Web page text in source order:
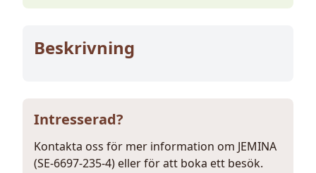
Beskrivning
Intresserad?
Kontakta oss för mer information om JEMINA
(SE-6697-235-4) eller för att boka ett besök.